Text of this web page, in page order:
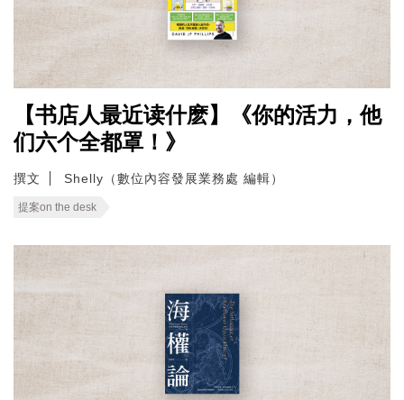
【书店人最近读什麽】《你的活力，他
们六个全都罩！》
撰文 Shelly（數位內容發展業務處 編輯）
提案on the desk